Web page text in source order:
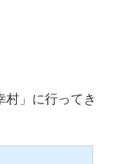
村」に行ってき